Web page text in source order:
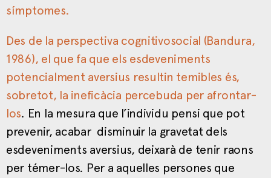
símptomes.
Des de la perspectiva cognitivosocial (Bandura,
1986), el que fa que els esdeveniments
potencialment aversius resultin temibles és,
sobretot, la ineficàcia percebuda per afrontar-
los. En la mesura que l’individu pensi que pot
prevenir, acabar disminuir la gravetat dels
esdeveniments aversius, deixarà de tenir raons
per témer-los. Per a aquelles persones que